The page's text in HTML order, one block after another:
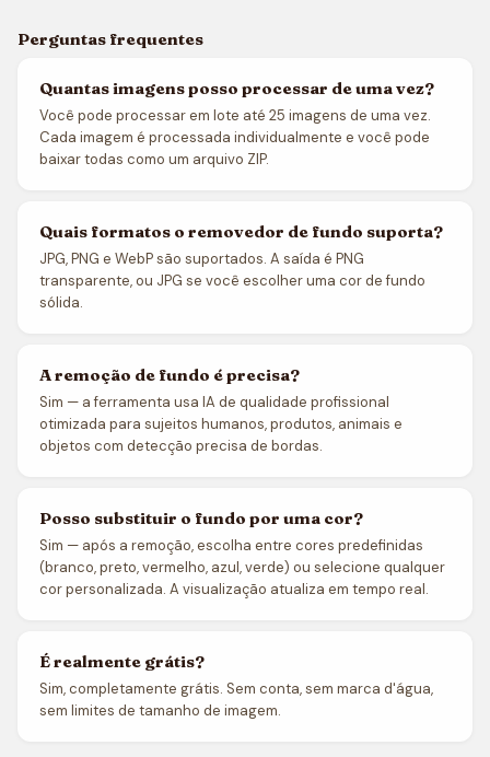
Perguntas frequentes
Quantas imagens posso processar de uma vez?
Você pode processar em lote até 25 imagens de uma vez.
Cada imagem é processada individualmente e você pode
baixar todas como um arquivo ZIP.
Quais formatos o removedor de fundo suporta?
JPG, PNG e WebP são suportados. A saída é PNG
transparente, ou JPG se você escolher uma cor de fundo
sólida.
A remoção de fundo é precisa?
Sim — a ferramenta usa IA de qualidade profissional
otimizada para sujeitos humanos, produtos, animais e
objetos com detecção precisa de bordas.
Posso substituir o fundo por uma cor?
Sim — após a remoção, escolha entre cores predefinidas
(branco, preto, vermelho, azul, verde) ou selecione qualquer
cor personalizada. A visualização atualiza em tempo real.
É realmente grátis?
Sim, completamente grátis. Sem conta, sem marca d'água,
sem limites de tamanho de imagem.